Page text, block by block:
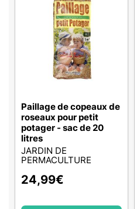
Paillage de copeaux de
roseaux pour petit
potager - sac de 20
litres
JARDIN DE
PERMACULTURE
24,99€